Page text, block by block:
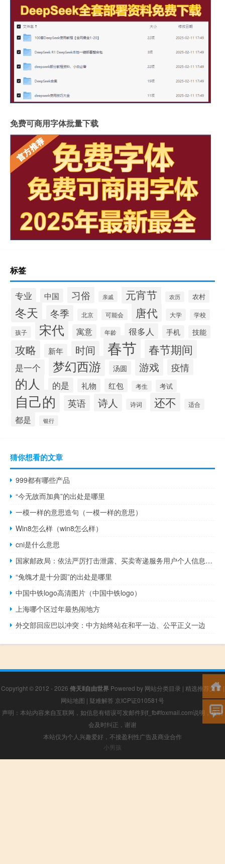
免费可商用字体批量下载
标签
专业 中国 习俗 亲戚 元宵节 农历 农村
冬天 冬季 北京 可能会 唐代 大学 学校
孩子 宋代 寓意 年龄 很多人 手机 技能
攻略 新年 时间 春节 春节期间
是一个 梦幻西游 汤圆 游戏 疫情
的人 的是 礼物 红包 考生 考试
自己的 英语 诗人 诗词 还不 适合
都是 银行
猜你想看的文章
999都有哪些产品
“今无故而加典”的出处是哪里
一模一样的意思造句（一模一样的意思）
Win8怎么样（win8怎么样）
cni是什么意思
国家邮政局：依法严厉打击泄露、买卖寄递服务用户个人信息等行为
“兔魄才是十分圆”的出处是哪里
中国中铁logo高清图片（中国中铁logo）
上海哪个区过年最热闹地方
外交部回应巴以冲突：中方始终站在和平一边、公平正义一边
Copyright © 2012 - 2026 倚天Ⅱ自由世界Powered by 网站分类目录 | 精选推荐文章 |
网站地图 | 疑难解答 京ICP证010581号
声明：本站内容来自互联网，如信息有错误可发邮件到f_fb#foxmail.com说明，我们
会及时纠正，谢谢
本站仅为个人兴趣爱好，不接盈利性广告及商业合作
小男孩